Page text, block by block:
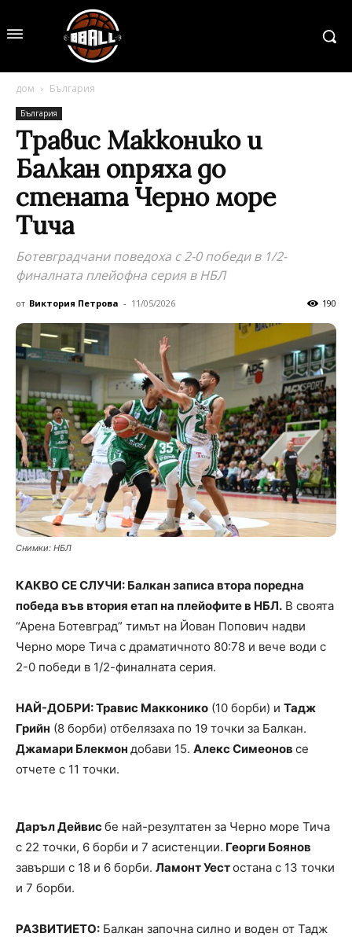
дом България
България
Травис Макконико и
Балкан опряха до
стената Черно море
Тича
Ботевградчани поведоха с 2-0 победи в 1/2-
финалната плейофна серия в НБЛ
от Виктория Петрова - 11/05/2026 190
Снимки: НБЛ
КАКВО СЕ СЛУЧИ: Балкан записа втора поредна
победа във втория етап на плейофите в НБЛ. В своята
“Арена Ботевград” тимът на Йован Попович надви
Черно море Тича с драматичното 80:78 и вече води с
2-0 победи в 1/2-финалната серия.
НАЙ-ДОБРИ: Травис Макконико (10 борби) и Тадж
Грийн (8 борби) отбелязаха по 19 точки за Балкан.
Джамари Блекмон добави 15. Алекс Симеонов се
отчете с 11 точки.
Даръл Дейвисбе най-резултатен за Черно море Тича
с 22 точки, 6 борби и 7 асистенции. Георги Боянов
завърши с 18 и 6 борби. Ламонт Уестостана с 13 точки
и 7 борби.
РАЗВИТИЕТО: Балкан започна силно и воден от Тадж